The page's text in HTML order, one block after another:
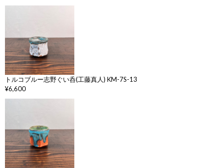
トルコブルー志野ぐい呑(工藤真人) KM-7S-13
¥6,600